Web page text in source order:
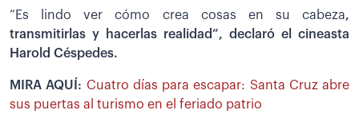
“Es lindo ver cómo crea cosas en su cabeza,
transmitirlas y hacerlas realidad”, declaró el cineasta
Harold Céspedes.
MIRA AQUÍ: Cuatro días para escapar: Santa Cruz abre
sus puertas al turismo en el feriado patrio